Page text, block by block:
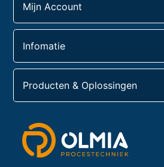
Mijn Account
Infomatie
Producten & Oplossingen